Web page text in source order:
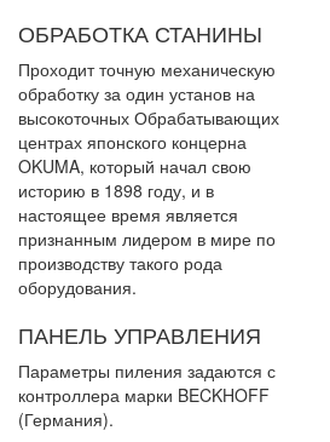
ОБРАБОТКА СТАНИНЫ
Проходит точную механическую
обработку за один установ на
высокоточных Обрабатывающих
центрах японского концерна
OKUMA, который начал свою
историю в 1898 году, и в
настоящее время является
признанным лидером в мире по
производству такого рода
оборудования.
ПАНЕЛЬ УПРАВЛЕНИЯ
Параметры пиления задаются с
контроллера марки BECKHOFF
(Германия).